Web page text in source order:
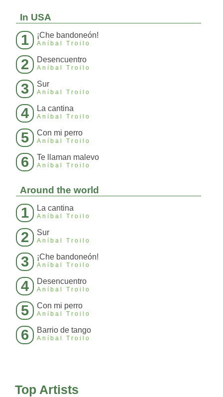
In USA
1 ¡Che bandoneón!
Aníbal Troilo
2 Desencuentro
Aníbal Troilo
3 Sur
Aníbal Troilo
4 La cantina
Aníbal Troilo
5 Con mi perro
Aníbal Troilo
6 Te llaman malevo
Aníbal Troilo
Around the world
1 La cantina
Aníbal Troilo
2 Sur
Aníbal Troilo
3 ¡Che bandoneón!
Aníbal Troilo
4 Desencuentro
Aníbal Troilo
5 Con mi perro
Aníbal Troilo
6 Barrio de tango
Aníbal Troilo
Top Artists